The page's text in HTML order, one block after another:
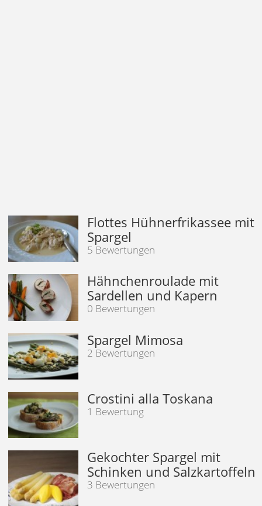
Flottes Hühnerfrikassee mit
Spargel
5 Bewertungen
Hähnchenroulade mit
Sardellen und Kapern
0 Bewertungen
Spargel Mimosa
2 Bewertungen
Crostini alla Toskana
1 Bewertung
Gekochter Spargel mit
Schinken und Salzkartoffeln
3 Bewertungen